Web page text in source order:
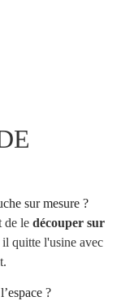
sur mesure ?
de le découper sur
il quitte l'usine avec
?